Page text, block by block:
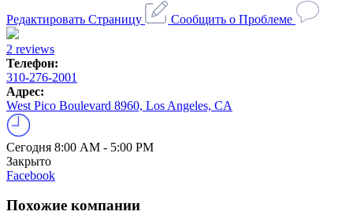
Редактировать Страницу
Сообщить о Проблеме
2 reviews
Телефон:
310-276-2001
Адрес:
West Pico Boulevard 8960, Los Angeles, CA
Сегодня 8:00 AM - 5:00 PM
Закрыто
Facebook
Похожие компании